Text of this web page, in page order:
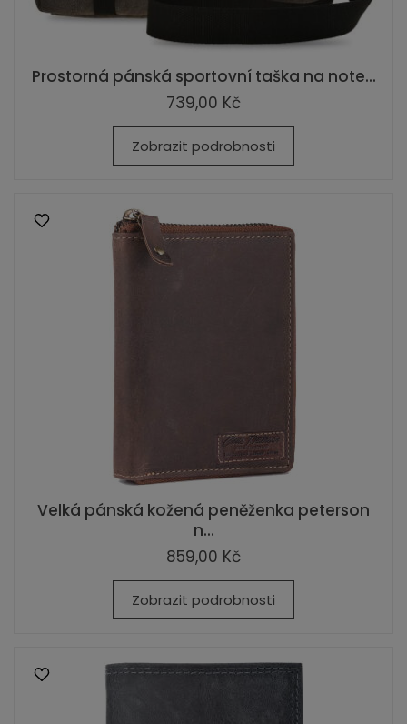
Prostorná pánská sportovní taška na note...
739,00 Kč
Zobrazit podrobnosti
Velká pánská kožená peněženka peterson
n...
859,00 Kč
Zobrazit podrobnosti